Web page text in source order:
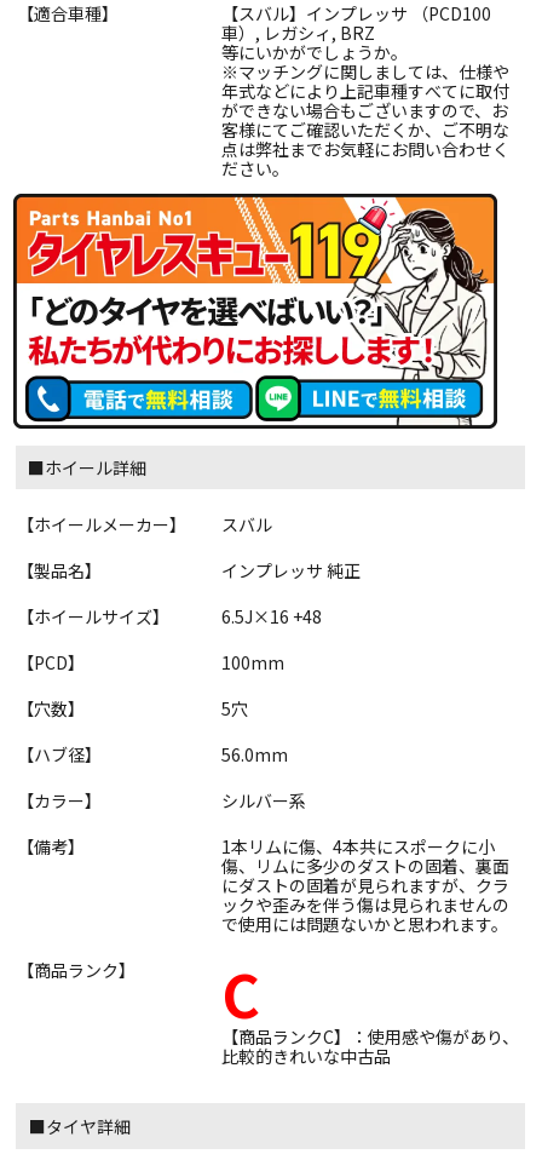
【適合車種】
【スバル】インプレッサ （PCD100
車）, レガシィ, BRZ
等にいかがでしょうか。
※マッチングに関しましては、仕様や
年式などにより上記車種すべてに取付
ができない場合もございますので、お
客様にてご確認いただくか、ご不明な
点は弊社までお気軽にお問い合わせく
ださい。
■ホイール詳細
【ホイールメーカー】
スバル
【製品名】
インプレッサ 純正
【ホイールサイズ】
6.5J×16 +48
【PCD】
100mm
【穴数】
5穴
【ハブ径】
56.0mm
【カラー】
シルバー系
【備考】
1本リムに傷、4本共にスポークに小
傷、リムに多少のダストの固着、裏面
にダストの固着が見られますが、クラ
ックや歪みを伴う傷は見られませんの
で使用には問題ないかと思われます。
【商品ランク】
C
【商品ランクC】：使用感や傷があり、
比較的きれいな中古品
■タイヤ詳細